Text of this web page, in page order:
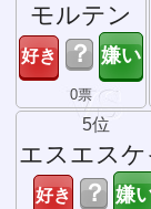
モルテン
？
0票
5位
エスエスケ
？